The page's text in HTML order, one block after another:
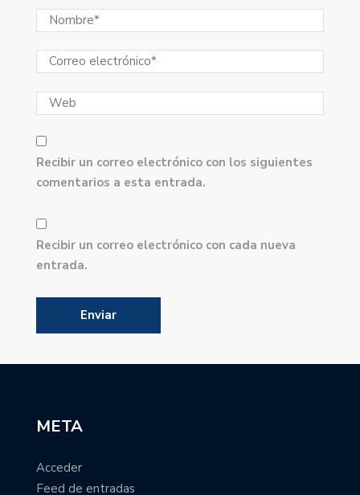
Recibir un correo electrónico con los siguientes
comentarios a esta entrada.
Recibir un correo electrónico con cada nueva
entrada.
META
Acceder
Feed de entradas